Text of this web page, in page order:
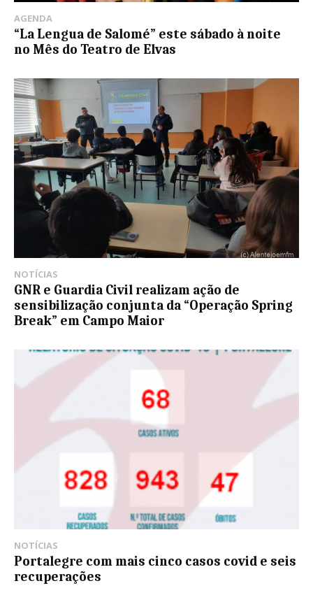
AGENDA
“La Lengua de Salomé” este sábado à noite
no Mês do Teatro de Elvas
NOTÍCIAS
GNR e Guardia Civil realizam ação de
sensibilização conjunta da “Operação Spring
Break” em Campo Maior
NOTÍCIAS
Portalegre com mais cinco casos covid e seis
recuperações